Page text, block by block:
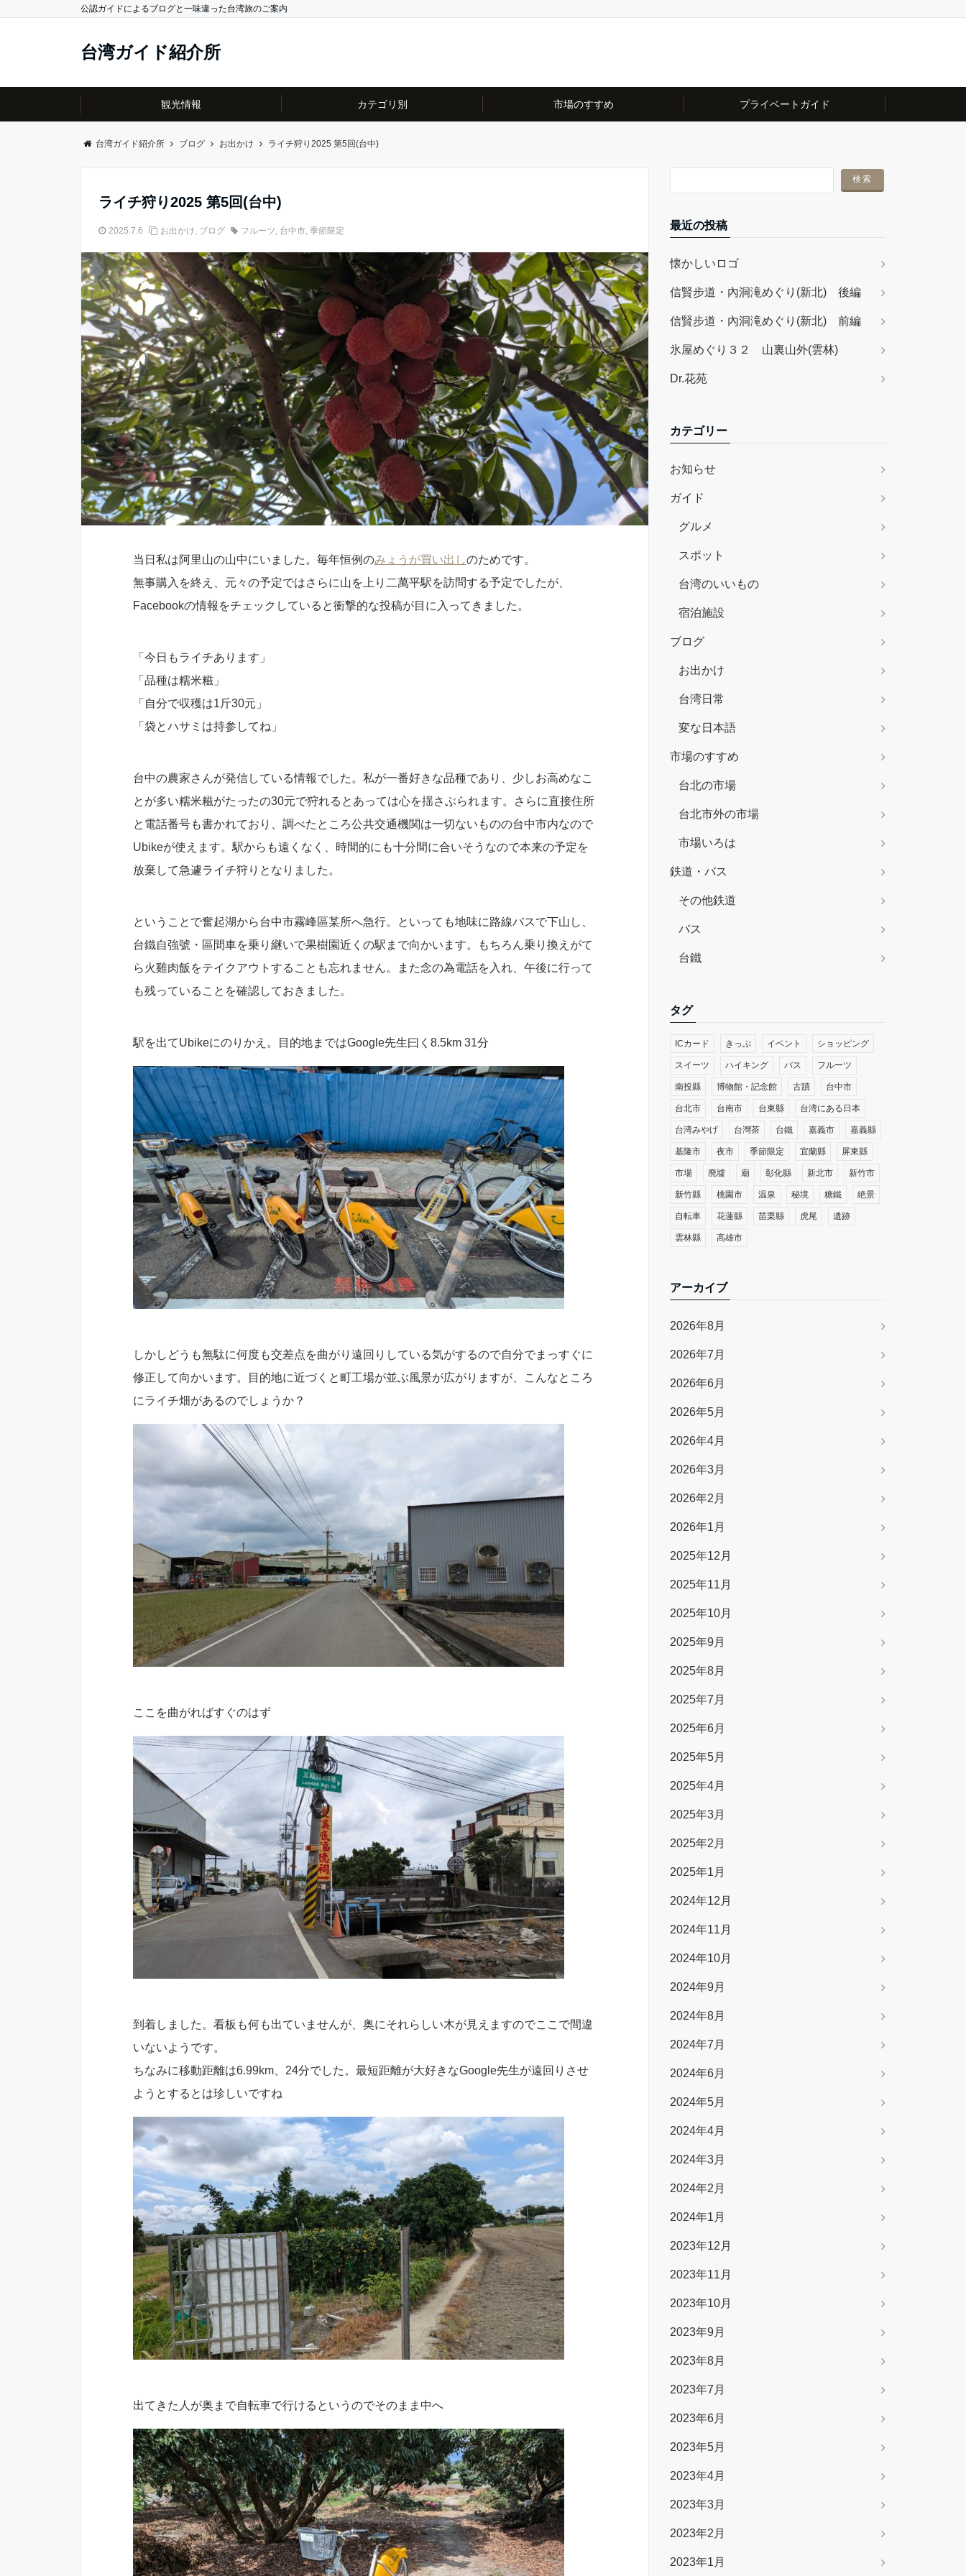
公認ガイドによるブログと一味違った台湾旅のご案内
台湾ガイド紹介所
観光情報 カテゴリ別 市場のすすめ プライベートガイド
台湾ガイド紹介所 ブログ お出かけ ライチ狩り2025 第5回(台中)
ライチ狩り2025 第5回(台中)
2025.7.6 お出かけ, ブログ フルーツ, 台中市, 季節限定
当日私は阿里山の山中にいました。毎年恒例のみょうが買い出しのためです。
無事購入を終え、元々の予定ではさらに山を上り二萬平駅を訪問する予定でしたが、
Facebookの情報をチェックしていると衝撃的な投稿が目に入ってきました。
「今日もライチあります」
「品種は糯米糍」
「自分で収穫は1斤30元」
「袋とハサミは持参してね」
台中の農家さんが発信している情報でした。私が一番好きな品種であり、少しお高めなこ
とが多い糯米糍がたったの30元で狩れるとあっては心を揺さぶられます。さらに直接住所
と電話番号も書かれており、調べたところ公共交通機関は一切ないものの台中市内なので
Ubikeが使えます。駅からも遠くなく、時間的にも十分間に合いそうなので本来の予定を
放棄して急遽ライチ狩りとなりました。
ということで奮起湖から台中市霧峰區某所へ急行。といっても地味に路線バスで下山し、
台鐵自強號・區間車を乗り継いで果樹園近くの駅まで向かいます。もちろん乗り換えがて
ら火雞肉飯をテイクアウトすることも忘れません。また念の為電話を入れ、午後に行って
も残っていることを確認しておきました。
駅を出てUbikeにのりかえ。目的地まではGoogle先生曰く8.5km 31分
しかしどうも無駄に何度も交差点を曲がり遠回りしている気がするので自分でまっすぐに
修正して向かいます。目的地に近づくと町工場が並ぶ風景が広がりますが、こんなところ
にライチ畑があるのでしょうか？
ここを曲がればすぐのはず
到着しました。看板も何も出ていませんが、奥にそれらしい木が見えますのでここで間違
いないようです。
ちなみに移動距離は6.99km、24分でした。最短距離が大好きなGoogle先生が遠回りさせ
ようとするとは珍しいですね
出てきた人が奥まで自転車で行けるというのでそのまま中へ
最近の投稿
懐かしいロゴ
信賢步道・內洞滝めぐり(新北) 後編
信賢步道・內洞滝めぐり(新北) 前編
氷屋めぐり３２ 山裏山外(雲林)
Dr.花苑
カテゴリー
お知らせ
ガイド
グルメ
スポット
台湾のいいもの
宿泊施設
ブログ
お出かけ
台湾日常
変な日本語
市場のすすめ
台北の市場
台北市外の市場
市場いろは
鉄道・バス
その他鉄道
バス
台鐵
タグ
ICカード きっぷ イベント ショッピング
スイーツ ハイキング バス フルーツ
南投縣 博物館・記念館 古蹟 台中市
台北市 台南市 台東縣 台湾にある日本
台湾みやげ 台灣茶 台鐵 嘉義市 嘉義縣
基隆市 夜市 季節限定 宜蘭縣 屏東縣
市場 廃墟 廟 彰化縣 新北市 新竹市
新竹縣 桃園市 温泉 秘境 糖鐵 絶景
自転車 花蓮縣 苗栗縣 虎尾 遺跡
雲林縣 高雄市
アーカイブ
2026年8月
2026年7月
2026年6月
2026年5月
2026年4月
2026年3月
2026年2月
2026年1月
2025年12月
2025年11月
2025年10月
2025年9月
2025年8月
2025年7月
2025年6月
2025年5月
2025年4月
2025年3月
2025年2月
2025年1月
2024年12月
2024年11月
2024年10月
2024年9月
2024年8月
2024年7月
2024年6月
2024年5月
2024年4月
2024年3月
2024年2月
2024年1月
2023年12月
2023年11月
2023年10月
2023年9月
2023年8月
2023年7月
2023年6月
2023年5月
2023年4月
2023年3月
2023年2月
2023年1月